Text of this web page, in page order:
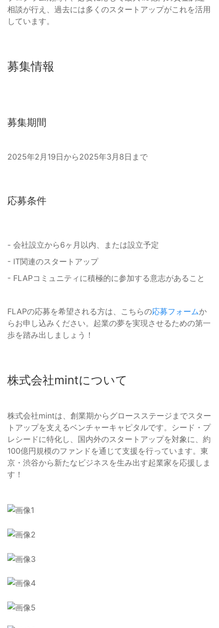
相談が行え、過去には多くのスタートアップがこれを活用
しています。
募集情報
募集期間
2025年2月19日から2025年3月8日まで
応募条件
- 会社設立から6ヶ月以内、または設立予定
- IT関連のスタートアップ
- FLAPコミュニティに積極的に参加する意志があること
FLAPの応募を希望される方は、こちらの応募フォームか
らお申し込みください。起業の夢を実現させるための第一
歩を踏み出しましょう！
株式会社mintについて
株式会社mintは、創業期からグロースステージまでスター
トアップを支えるベンチャーキャピタルです。シード・プ
レシードに特化し、国内外のスタートアップを対象に、約
100億円規模のファンドを通じて支援を行っています。東
京・渋谷から新たなビジネスを生み出す起業家を応援しま
す！